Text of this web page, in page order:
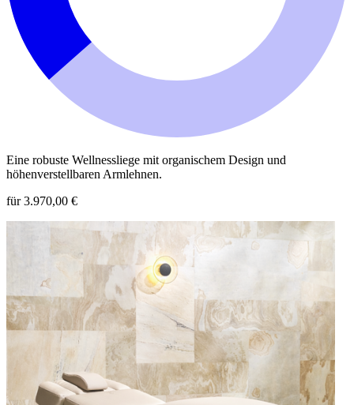
Eine robuste Wellnessliege mit organischem Design und
höhenverstellbaren Armlehnen.
für 3.970,00 €